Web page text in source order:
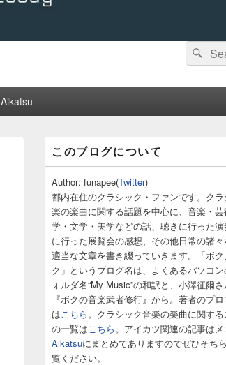
検
索:
検
索
Aikatsu
ン
サ
イ
バ
ー
ウ
ィ
ジ
エ
リ
ア
このブログについて
Author: funapee(Twitter)
都内在住のクラシック・ファンです。ク
楽の楽曲に関する話題を中心に、音楽・
学・文学・美学などの話、聴きに行った
に行った展覧会の感想、その他日常の諸々
適当な文章を書き綴っていきます。「ボ
ク」というブログ名は、よくあるパソコ
ォルダ名“My Music”の和訳と、小澤征爾
『ボクの音楽武者修行』から。著者のプ
は こちら 。クラシック音楽の楽曲に関する
の一覧は こちら 。アイカツ関連の記事は
Aikatsuにまとめてありますのでぜひそち
覧ください。